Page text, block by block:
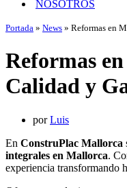
NOSOTROS
Portada » News » Reformas en
Reformas
Calidad y
porLuis
En ConstruPlac Mallorca
integrales en Mallorca.
experiencia transformando